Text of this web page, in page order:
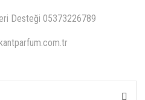
Desteği 05373226789